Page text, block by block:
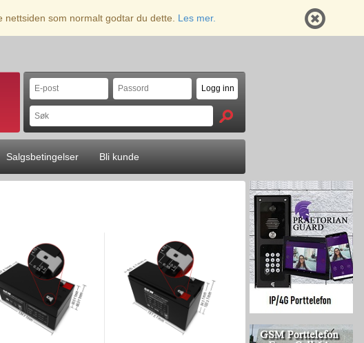
som normalt godtar du dette. Les mer.
Salgsbetingelser Bli kunde